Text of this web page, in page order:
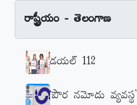
రాష్ట్రీయం - తెలంగాణ
డయల్‌ 112
‘పౌర నమోదు వ్యవస్థ’